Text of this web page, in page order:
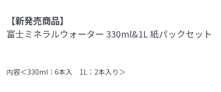
【新発売商品】
富士ミネラルウォーター 330ml&1L 紙パックセット
内容＜330ml：6本入 1L：2本入り＞